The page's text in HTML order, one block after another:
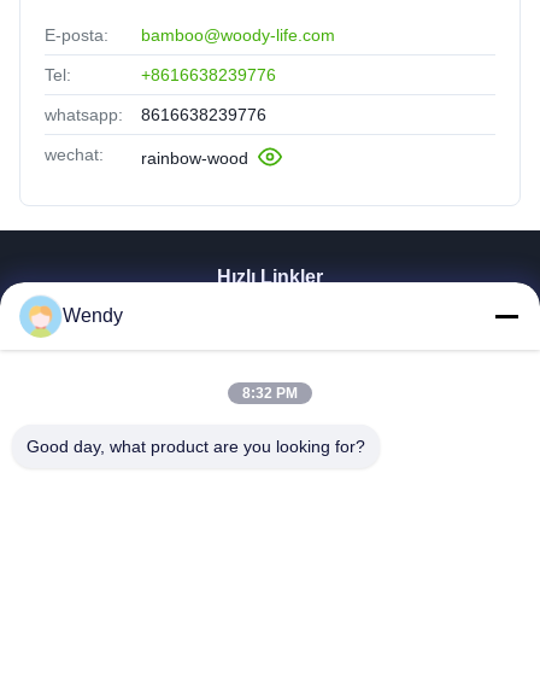
E-posta: bamboo@woody-life.com
Tel: +8616638239776
whatsapp: 8616638239776
wechat: rainbow-wood
Hızlı Linkler
Ürünler
Videolar
SG Gösterisi
HAKKIMIZDA
Wendy
8:32 PM
Good day, what product are you looking for?